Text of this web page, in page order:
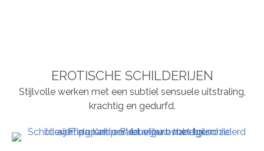
EROTISCHE SCHILDERIJEN
Stijlvolle werken met een subtiel sensuele uitstraling,
krachtig en gedurfd.